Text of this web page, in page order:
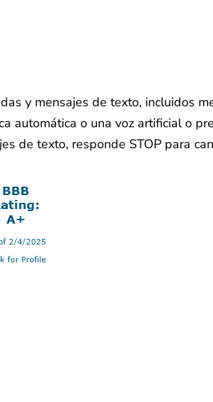
y mensajes de texto, incluidos
automática o una voz artificial o
de texto, responde STOP para